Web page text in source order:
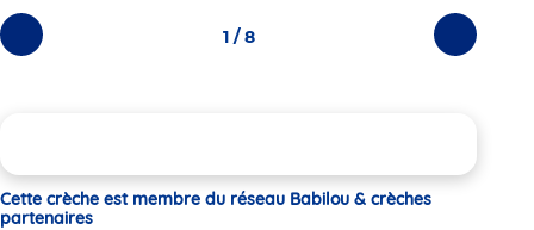
Photos
précédentes
Photos
suivantes
1 / 8
Cette crèche est membre du réseau Babilou & crèches
partenaires